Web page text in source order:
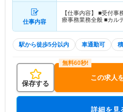
仕事内容
【仕事内容】 ■受付
療事務業務全般 ■カル
駅から徒歩5分以内 車通勤可
保存する
この求人
詳細を見